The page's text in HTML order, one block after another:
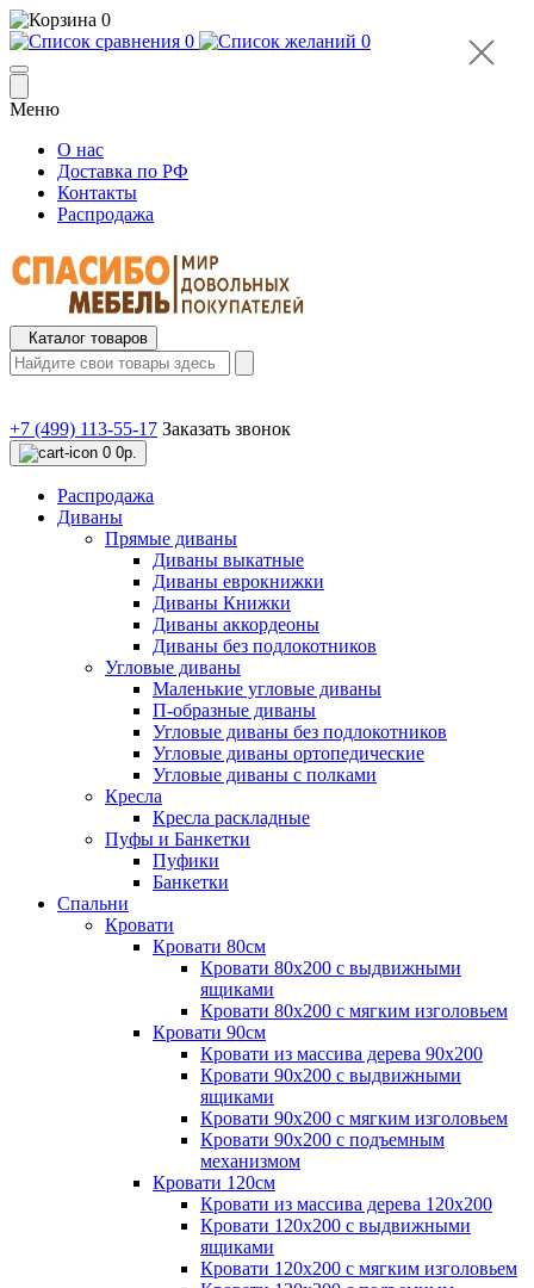
0
0
0
Меню
О нас
Доставка по РФ
Контакты
Распродажа
Каталог товаров
+7 (499) 113-55-17 Заказать звонок
0 0р.
Распродажа
Диваны
Прямые диваны
Диваны выкатные
Диваны еврокнижки
Диваны Книжки
Диваны аккордеоны
Диваны без подлокотников
Угловые диваны
Маленькие угловые диваны
П-образные диваны
Угловые диваны без подлокотников
Угловые диваны ортопедические
Угловые диваны с полками
Кресла
Кресла раскладные
Пуфы и Банкетки
Пуфики
Банкетки
Спальни
Кровати
Кровати 80см
Кровати 80х200 с выдвижными
ящиками
Кровати 80х200 с мягким изголовьем
Кровати 90см
Кровати из массива дерева 90х200
Кровати 90х200 с выдвижными
ящиками
Кровати 90х200 с мягким изголовьем
Кровати 90х200 с подъемным
механизмом
Кровати 120см
Кровати из массива дерева 120х200
Кровати 120х200 с выдвижными
ящиками
Кровати 120х200 с мягким изголовьем